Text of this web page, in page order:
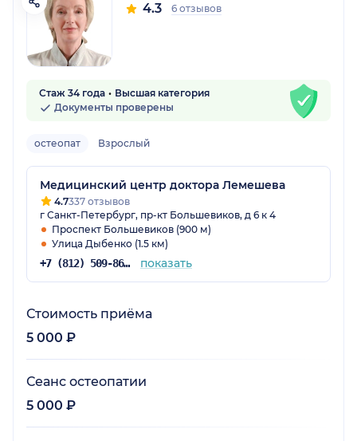
4.3 6 отзывов
Стаж 34 года
Высшая категория
Документы проверены
остеопат Взрослый
Медицинский центр доктора Лемешева
4.7337 отзывов
г Санкт-Петербург, пр-кт Большевиков, д 6 к 4
Проспект Большевиков (900 м)
Улица Дыбенко (1.5 км)
+7 (812) 509-86-04 показать
Стоимость приёма
5 000 ₽
Сеанс остеопатии
5 000 ₽